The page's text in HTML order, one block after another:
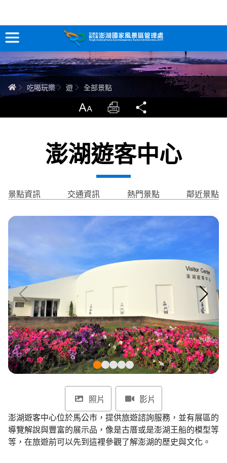
跳
到
主
要
內
容
訊息專區
關於澎湖
智慧觀光情報站
行政資訊網
臉書粉絲團
English
日本語 Tiếng Việt
ไทย Bahasa indonesia
全部景點
首頁吃喝玩樂 遊 全部景點
放大 列印
澎湖遊客中心
景點資訊 交通資訊 熱門景點 鄰近景點
照片
影片
澎湖遊客中心位於馬公市，提供旅遊諮詢服務，並有展區的
導覽解說與豐富的展示品，像是古厝或是澎湖王船的模型等
等，在旅遊前可以先到這裡參觀了解澎湖的歷史與文化。